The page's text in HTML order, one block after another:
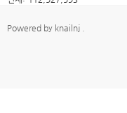
Powered by knailnj